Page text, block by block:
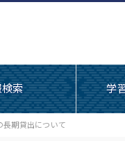
索 学
長期貸出について